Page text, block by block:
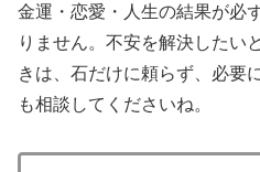
金運・恋愛・人生の結果が必
りません。不安を解決したい
きは、石だけに頼らず、必要
も相談してくださいね。